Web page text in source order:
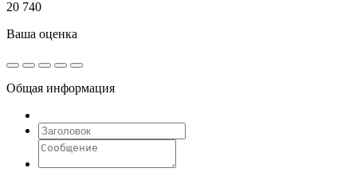
20 740
Ваша оценка
Общая информация